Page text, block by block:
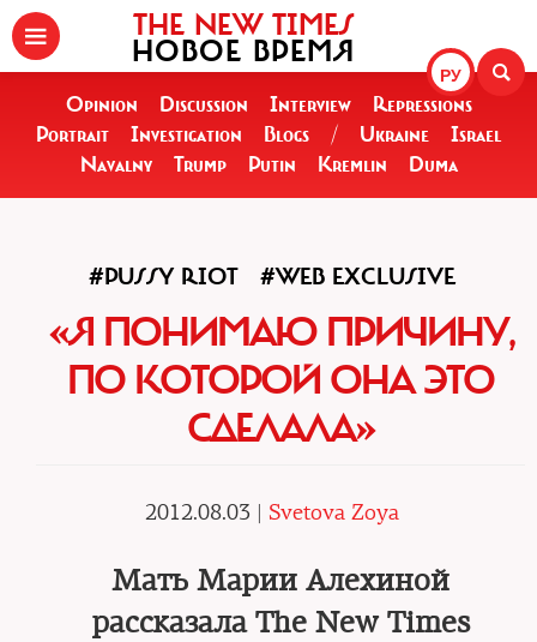
РУ
THE NEW TIMES
НОВОЕ ВРЕМЯ
Opinion Discussion Interview
Repressions
Portrait
Investigation Blogs / Ukraine
Israel
Navalny
Trump Putin Kremlin Duma
#PUSSY RIOT #WEB EXCLUSIVE
«Я ПОНИМАЮ ПРИЧИНУ,
ПО КОТОРОЙ ОНА ЭТО
СДЕЛАЛА»
2012.08.03 | Svetova Zoya
Мать Марии Алехиной
рассказала The New Times